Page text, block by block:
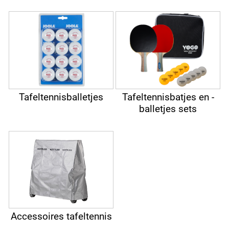
Tafeltennisballetjes
Tafeltennisbatjes en -
balletjes sets
Accessoires tafeltennis